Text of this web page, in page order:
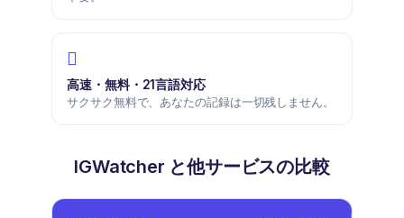
高速・無料・21言語対応
サクサク無料で、あなたの記録は一切残しません。
IGWatcher と他サービスの比較